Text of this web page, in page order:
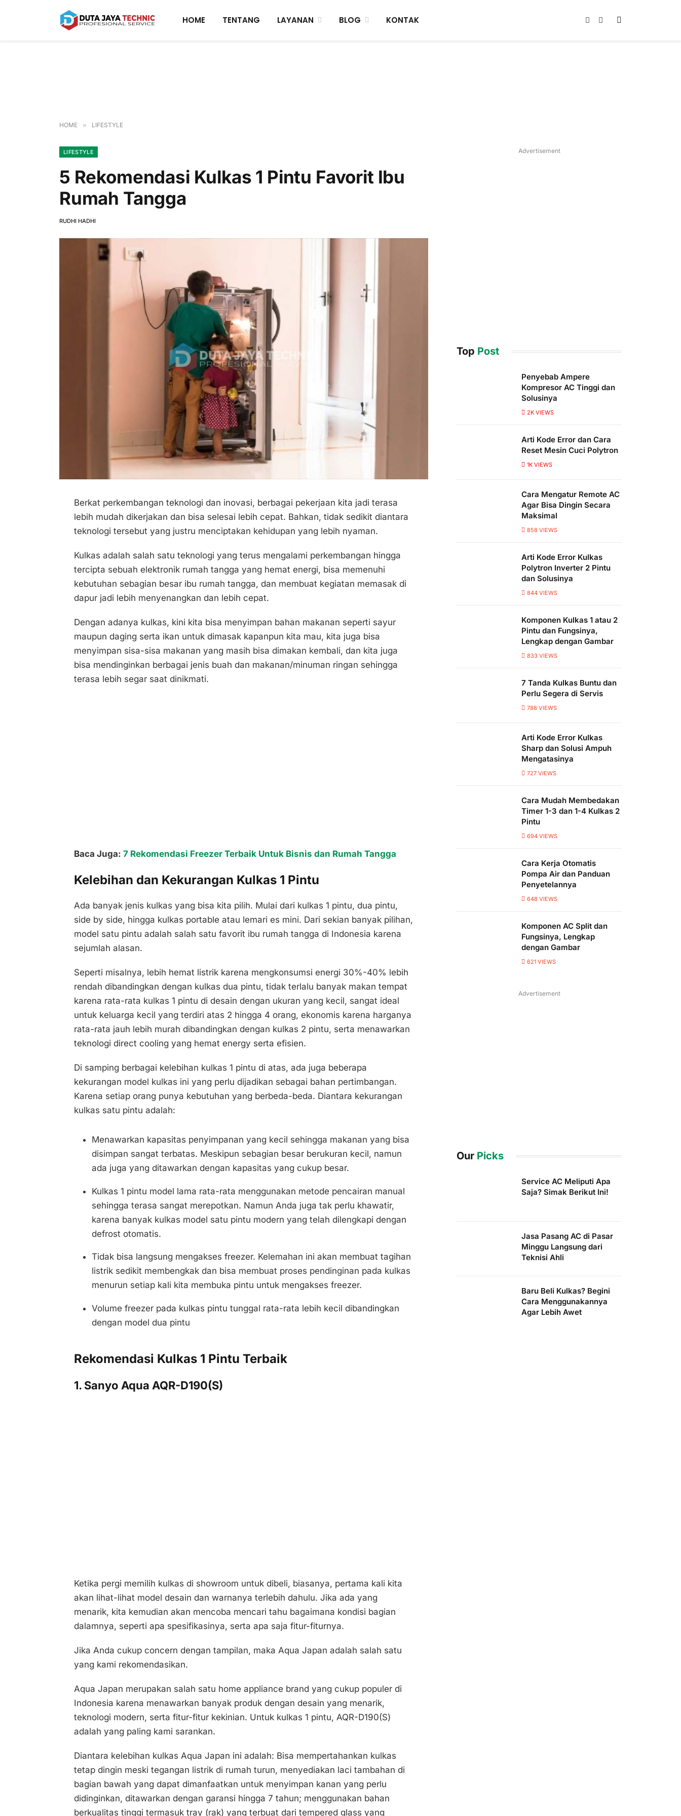
HOME TENTANG LAYANAN BLOG KONTAK Instagram
TikTok
HOME » LIFESTYLE
LIFESTYLE
5 Rekomendasi Kulkas 1 Pintu Favorit Ibu
Rumah Tangga
RUDHI HADHI
Berkat perkembangan teknologi dan inovasi, berbagai pekerjaan kita jadi terasa
lebih mudah dikerjakan dan bisa selesai lebih cepat. Bahkan, tidak sedikit diantara
teknologi tersebut yang justru menciptakan kehidupan yang lebih nyaman.
Kulkas adalah salah satu teknologi yang terus mengalami perkembangan hingga
tercipta sebuah elektronik rumah tangga yang hemat energi, bisa memenuhi
kebutuhan sebagian besar ibu rumah tangga, dan membuat kegiatan memasak di
dapur jadi lebih menyenangkan dan lebih cepat.
Dengan adanya kulkas, kini kita bisa menyimpan bahan makanan seperti sayur
maupun daging serta ikan untuk dimasak kapanpun kita mau, kita juga bisa
menyimpan sisa-sisa makanan yang masih bisa dimakan kembali, dan kita juga
bisa mendinginkan berbagai jenis buah dan makanan/minuman ringan sehingga
terasa lebih segar saat dinikmati.
Baca Juga: 7 Rekomendasi Freezer Terbaik Untuk Bisnis dan Rumah Tangga
Kelebihan dan Kekurangan Kulkas 1 Pintu
Ada banyak jenis kulkas yang bisa kita pilih. Mulai dari kulkas 1 pintu, dua pintu,
side by side, hingga kulkas portable atau lemari es mini. Dari sekian banyak pilihan,
model satu pintu adalah salah satu favorit ibu rumah tangga di Indonesia karena
sejumlah alasan.
Seperti misalnya, lebih hemat listrik karena mengkonsumsi energi 30%-40% lebih
rendah dibandingkan dengan kulkas dua pintu, tidak terlalu banyak makan tempat
karena rata-rata kulkas 1 pintu di desain dengan ukuran yang kecil, sangat ideal
untuk keluarga kecil yang terdiri atas 2 hingga 4 orang, ekonomis karena harganya
rata-rata jauh lebih murah dibandingkan dengan kulkas 2 pintu, serta menawarkan
teknologi direct cooling yang hemat energy serta efisien.
Di samping berbagai kelebihan kulkas 1 pintu di atas, ada juga beberapa
kekurangan model kulkas ini yang perlu dijadikan sebagai bahan pertimbangan.
Karena setiap orang punya kebutuhan yang berbeda-beda. Diantara kekurangan
kulkas satu pintu adalah:
Menawarkan kapasitas penyimpanan yang kecil sehingga makanan yang bisa
disimpan sangat terbatas. Meskipun sebagian besar berukuran kecil, namun
ada juga yang ditawarkan dengan kapasitas yang cukup besar.
Kulkas 1 pintu model lama rata-rata menggunakan metode pencairan manual
sehingga terasa sangat merepotkan. Namun Anda juga tak perlu khawatir,
karena banyak kulkas model satu pintu modern yang telah dilengkapi dengan
defrost otomatis.
Tidak bisa langsung mengakses freezer. Kelemahan ini akan membuat tagihan
listrik sedikit membengkak dan bisa membuat proses pendinginan pada kulkas
menurun setiap kali kita membuka pintu untuk mengakses freezer.
Volume freezer pada kulkas pintu tunggal rata-rata lebih kecil dibandingkan
dengan model dua pintu
Rekomendasi Kulkas 1 Pintu Terbaik
1. Sanyo Aqua AQR-D190(S)
Ketika pergi memilih kulkas di showroom untuk dibeli, biasanya, pertama kali kita
akan lihat-lihat model desain dan warnanya terlebih dahulu. Jika ada yang
menarik, kita kemudian akan mencoba mencari tahu bagaimana kondisi bagian
dalamnya, seperti apa spesifikasinya, serta apa saja fitur-fiturnya.
Jika Anda cukup concern dengan tampilan, maka Aqua Japan adalah salah satu
yang kami rekomendasikan.
Aqua Japan merupakan salah satu home appliance brand yang cukup populer di
Indonesia karena menawarkan banyak produk dengan desain yang menarik,
teknologi modern, serta fitur-fitur kekinian. Untuk kulkas 1 pintu, AQR-D190(S)
adalah yang paling kami sarankan.
Diantara kelebihan kulkas Aqua Japan ini adalah: Bisa mempertahankan kulkas
tetap dingin meski tegangan listrik di rumah turun, menyediakan laci tambahan di
bagian bawah yang dapat dimanfaatkan untuk menyimpan kanan yang perlu
didinginkan, ditawarkan dengan garansi hingga 7 tahun; menggunakan bahan
berkualitas tinggi termasuk tray (rak) yang terbuat dari tempered glass yang
Advertisement
Top Post
Penyebab Ampere
Kompresor AC Tinggi dan
Solusinya
2K VIEWS
Arti Kode Error dan Cara
Reset Mesin Cuci Polytron
1K VIEWS
Cara Mengatur Remote AC
Agar Bisa Dingin Secara
Maksimal
858 VIEWS
Arti Kode Error Kulkas
Polytron Inverter 2 Pintu
dan Solusinya
844 VIEWS
Komponen Kulkas 1 atau 2
Pintu dan Fungsinya,
Lengkap dengan Gambar
833 VIEWS
7 Tanda Kulkas Buntu dan
Perlu Segera di Servis
788 VIEWS
Arti Kode Error Kulkas
Sharp dan Solusi Ampuh
Mengatasinya
727 VIEWS
Cara Mudah Membedakan
Timer 1-3 dan 1-4 Kulkas 2
Pintu
694 VIEWS
Cara Kerja Otomatis
Pompa Air dan Panduan
Penyetelannya
648 VIEWS
Komponen AC Split dan
Fungsinya, Lengkap
dengan Gambar
621 VIEWS
Advertisement
Our Picks
Service AC Meliputi Apa
Saja? Simak Berikut Ini!
Jasa Pasang AC di Pasar
Minggu Langsung dari
Teknisi Ahli
Baru Beli Kulkas? Begini
Cara Menggunakannya
Agar Lebih Awet